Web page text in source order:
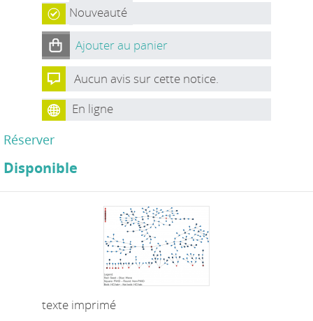
Nouveauté
Ajouter au panier
Aucun avis sur cette notice.
En ligne
Réserver
Disponible
texte imprimé